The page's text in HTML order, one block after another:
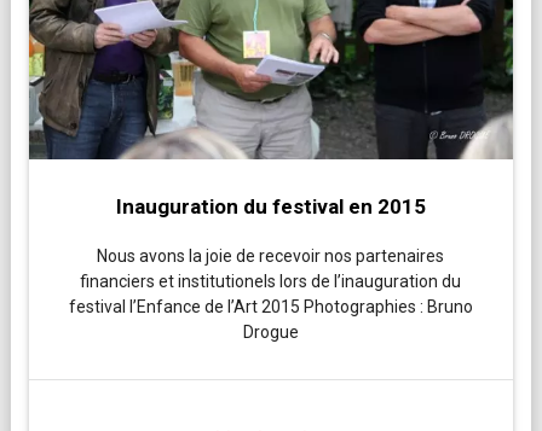
Inauguration du festival en 2015
Nous avons la joie de recevoir nos partenaires
financiers et institutionels lors de l’inauguration du
festival l’Enfance de l’Art 2015 Photographies : Bruno
Drogue